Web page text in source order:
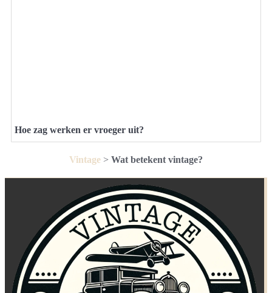
Hoe zag werken er vroeger uit?
Vintage > Wat betekent vintage?